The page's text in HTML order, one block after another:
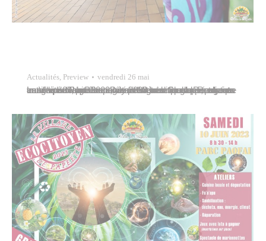
Actualités, Preview vendredi 26 mai
La Ville de Papeete célébrait la Journée du Pareu ce vendredi 26 mai 2023, un événement organisé chaque année par Tahiti Tourisme pendant lequel la population est invitée à porter ce vêtement traditionnel. Retour en images sur ce Pareu Day 2023 avec quelques agents municipaux, accompagnés d’Agnès Champs, adjointe au maire déléguée aux commerces. Le…